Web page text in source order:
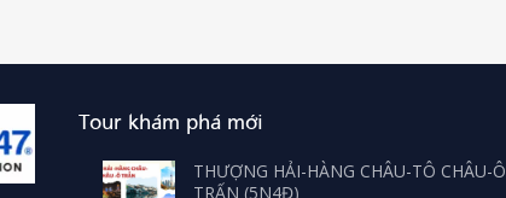
Tour khám phá mới
THƯỢNG HẢI-HÀNG CHÂU-TÔ CHÂU-Ô
TRẤN (5N4Đ)